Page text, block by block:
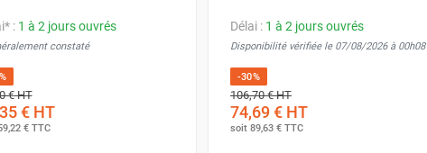
: 1 à 2 jours ouvrés
constaté
€HT
€HT
€TTC
Délai : 1 à 2 jours ouvrés
Disponibilité vérifiée le 07/08/2026 à 00h08
-30%
106,70 €HT
74,69 € HT
soit 89,63 € TTC